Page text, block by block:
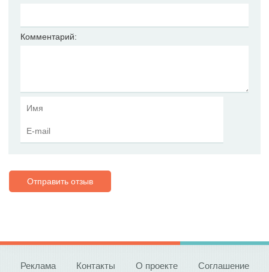
Комментарий:
Отправить отзыв
Реклама Контакты О проекте Соглашение